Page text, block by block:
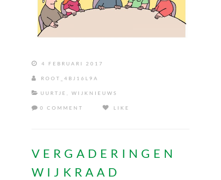
4 FEBRUARI 2017
ROOT_4BJ16L9A
UURTJE WIJKNIEUWS
0 COMMENT LIKE
VERGADERINGEN
WIJKRAAD